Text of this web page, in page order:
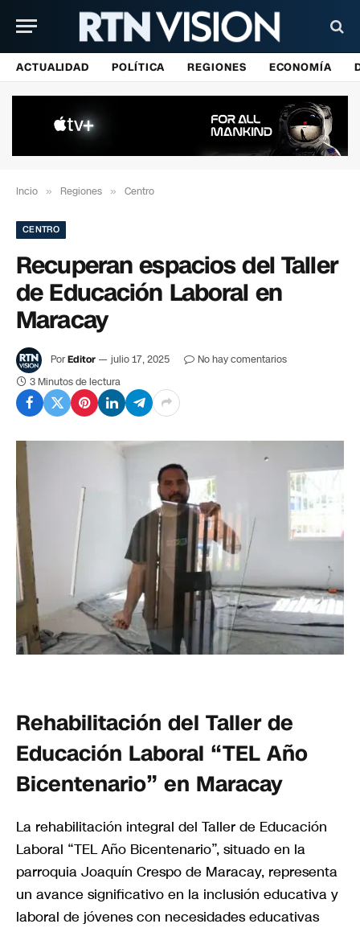
ACTUALIDAD POLÍTICA REGIONES ECONOMÍA
Incio » Regiones » Centro
CENTRO
Recuperan espacios del Taller
de Educación Laboral en
Maracay
PorEditor julio 17, 2025
No hay comentarios
3 Minutos de lectura
Rehabilitación del Taller de
Educación Laboral “TEL Año
Bicentenario” en Maracay
La rehabilitación integral del Taller de Educación
Laboral “TEL Año Bicentenario”, situado en la
parroquia Joaquín Crespo de Maracay, representa
un avance significativo en la inclusión educativa y
laboral de jóvenes con necesidades educativas